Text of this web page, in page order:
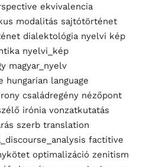
ekvivalencia
modalitás sajtótörténet
dialektológia nyelvi kép
nyelvi_kép
magyar_nyelv
language
családregény nézőpont
irónia vonzatkutatás
szerb translation
factitive
optimalizáció zenitism